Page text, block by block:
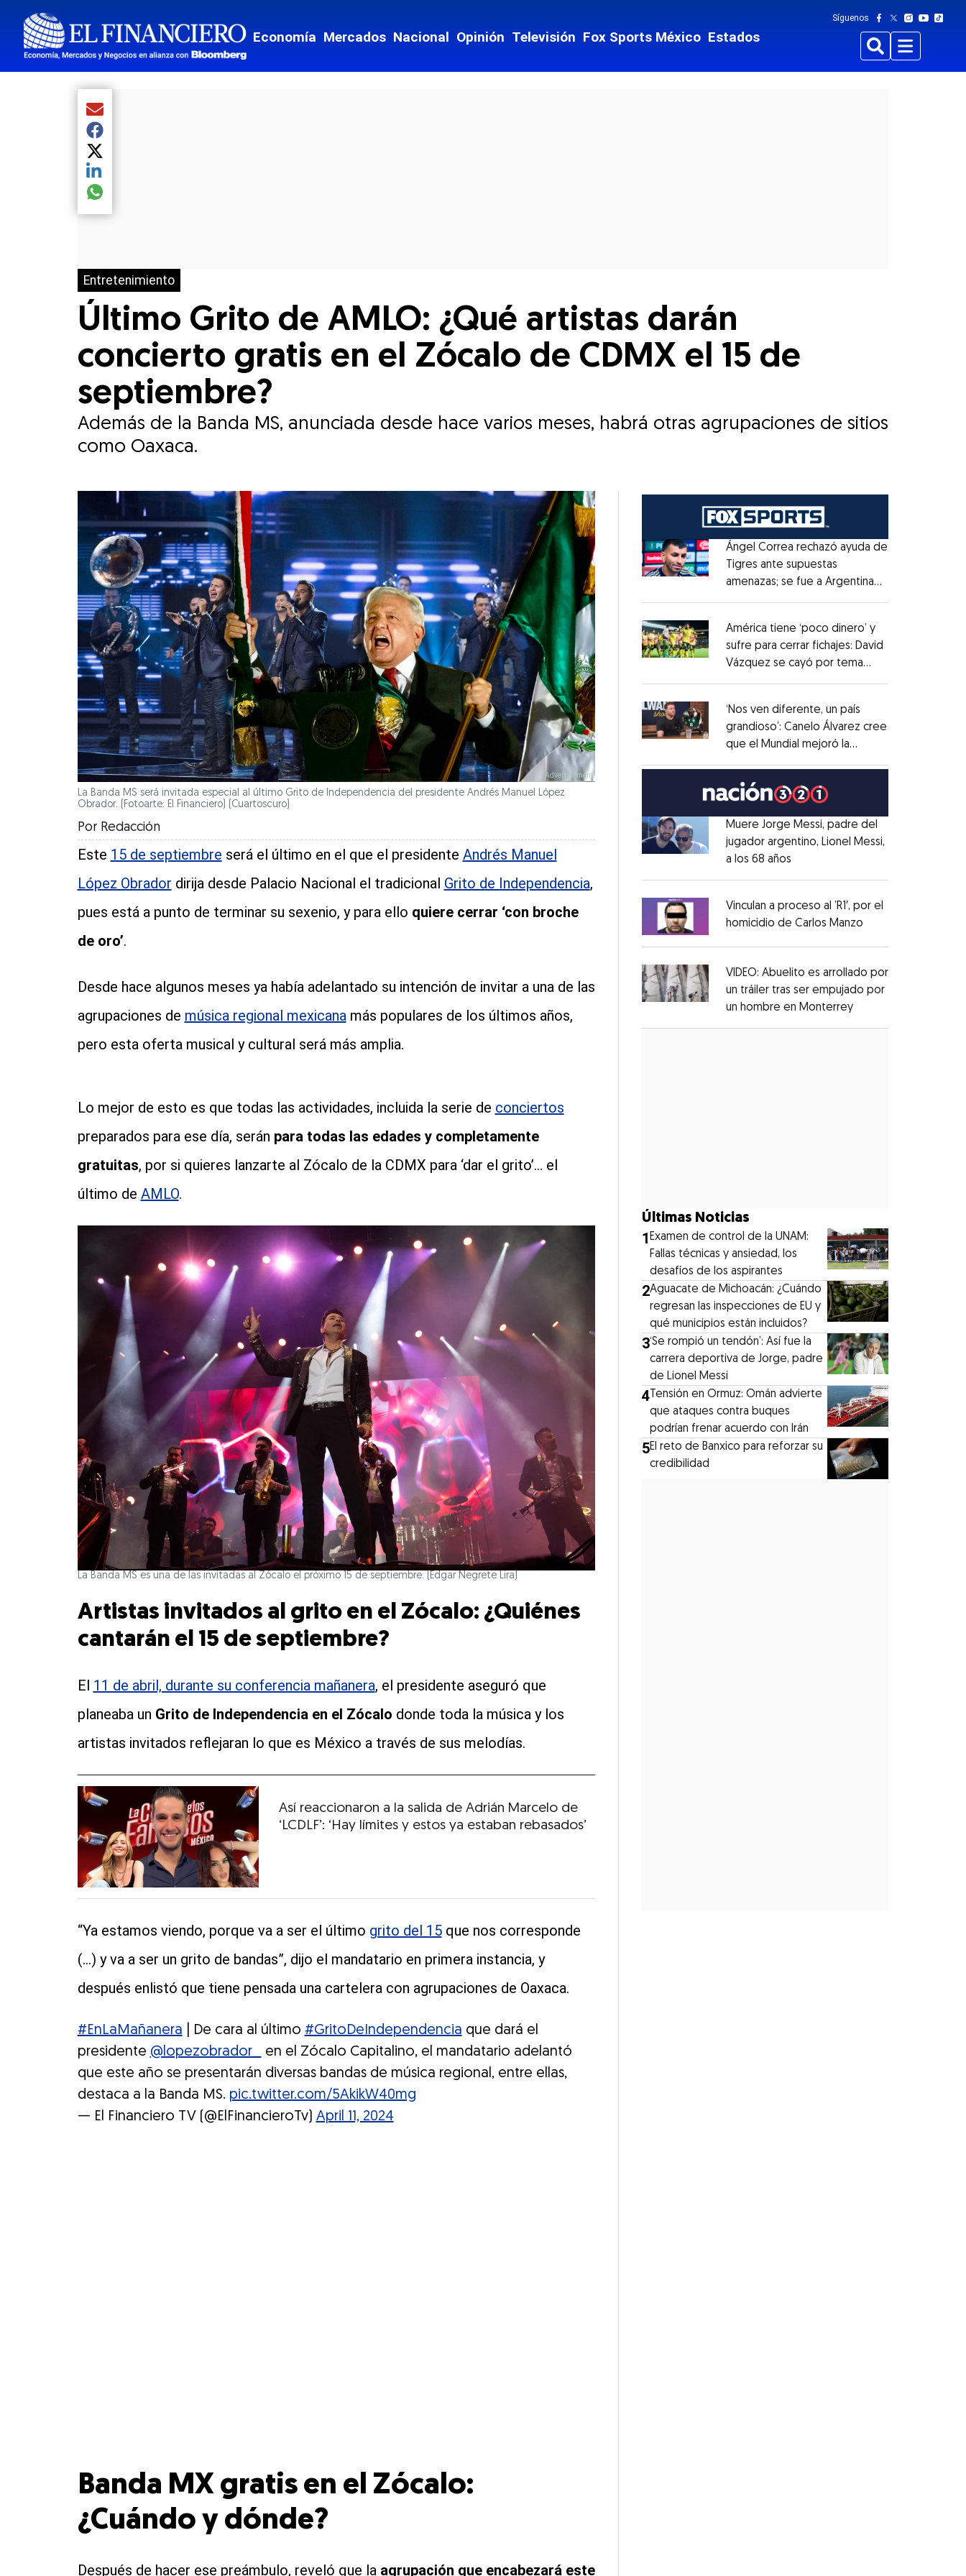
Economía Mercados Nacional Opinión Televisión Fox Sports México Estados
Síguenos
BuscarMenu
Entretenimiento
Último Grito de AMLO: ¿Qué artistas darán
concierto gratis en el Zócalo de CDMX el 15 de
septiembre?
Además de la Banda MS, anunciada desde hace varios meses, habrá otras agrupaciones de sitios
como Oaxaca.
Compartir el artículo actual mediante Email
Compartir el artículo actual mediante Facebook
Compartir el artículo actual mediante Twitter
Compartir el artículo actual mediante LinkedIn
Compartir el artículo actual mediante global.social-whatsapp
La Banda MS será invitada especial al último Grito de Independencia del presidente Andrés Manuel López
Obrador. (Fotoarte: El Financiero) (Cuartoscuro)
Por Redacción
Este 15 de septiembre será el último en el que el presidente Andrés Manuel
López Obrador dirija desde Palacio Nacional el tradicional Grito de Independencia,
pues está a punto de terminar su sexenio, y para ello quiere cerrar ‘con broche
de oro’.
Desde hace algunos meses ya había adelantado su intención de invitar a una de las
agrupaciones de música regional mexicanamás populares de los últimos años,
pero esta oferta musical y cultural será más amplia.
Lo mejor de esto es que todas las actividades, incluida la serie de conciertos
preparados para ese día, serán para todas las edades y completamente
gratuitas, por si quieres lanzarte al Zócalo de la CDMX para ‘dar el grito’… el
último de AMLO.
La Banda MS es una de las invitadas al Zócalo el próximo 15 de septiembre. (Edgar Negrete Lira)
Artistas invitados al grito en el Zócalo: ¿Quiénes
cantarán el 15 de septiembre?
El 11 de abril, durante su conferencia mañanera, el presidente aseguró que
planeaba un Grito de Independencia en el Zócalo donde toda la música y los
artistas invitados reflejaran lo que es México a través de sus melodías.
Así reaccionaron a la salida de Adrián Marcelo de
‘LCDLF’: ‘Hay límites y estos ya estaban rebasados’
“Ya estamos viendo, porque va a ser el último grito del 15que nos corresponde
(…) y va a ser un grito de bandas”, dijo el mandatario en primera instancia, y
después enlistó que tiene pensada una cartelera con agrupaciones de Oaxaca.
#EnLaMañanera | De cara al último #GritoDeIndependencia que dará el
presidente @lopezobrador_ en el Zócalo Capitalino, el mandatario adelantó
que este año se presentarán diversas bandas de música regional, entre ellas,
destaca a la Banda MS. pic.twitter.com/5AkikW40mg
— El Financiero TV (@ElFinancieroTv) April 11, 2024
Banda MX gratis en el Zócalo:
¿Cuándo y dónde?
Después de hacer ese preámbulo, reveló que la agrupación que encabezará este
Opens in new window
Ángel Correa rechazó ayuda de
Tigres ante supuestas
amenazas; se fue a Argentina
Opens in new window
América tiene ‘poco dinero’ y
sufre para cerrar fichajes: David
Vázquez se cayó por tema
Opens in new window
‘Nos ven diferente, un país
grandioso’: Canelo Álvarez cree
que el Mundial mejoró la
Opens in new window
Muere Jorge Messi, padre del
jugador argentino, Lionel Messi,
a los 68 años
Opens in new window
Vinculan a proceso al ’R1′, por el
homicidio de Carlos Manzo
Opens in new window
VIDEO: Abuelito es arrollado por
un tráiler tras ser empujado por
un hombre en MonterreyOpens in new
Últimas Noticias
1Examen de control de la UNAM:
Fallas técnicas y ansiedad, los
desafíos de los aspirantes
2Aguacate de Michoacán: ¿Cuándo
regresan las inspecciones de EU y
qué municipios están incluidos?
3‘Se rompió un tendón’: Así fue la
carrera deportiva de Jorge, padre
de Lionel Messi
4 Tensión en Ormuz: Omán advierte
que ataques contra buques
podrían frenar acuerdo con Irán
5El reto de Banxico para reforzar su
credibilidad